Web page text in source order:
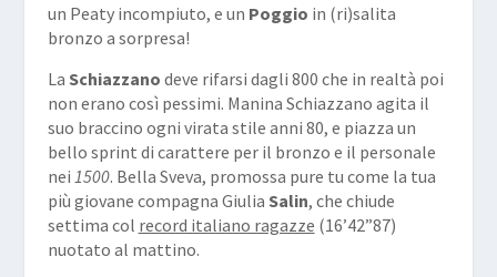
un Peaty incompiuto, e un Poggio in (ri)salita
bronzo a sorpresa!
La Schiazzano deve rifarsi dagli 800 che in realtà poi
non erano così pessimi. Manina Schiazzano agita il
suo braccino ogni virata stile anni 80, e piazza un
bello sprint di carattere per il bronzo e il personale
nei 1500. Bella Sveva, promossa pure tu come la tua
più giovane compagna Giulia Salin, che chiude
settima col record italiano ragazze (16’42”87)
nuotato al mattino.